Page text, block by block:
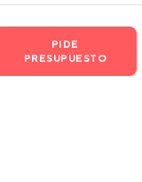
PIDE
PRESUPUESTO